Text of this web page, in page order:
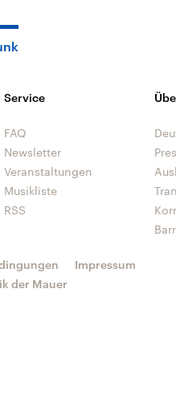
Service
FAQ
Newsletter
Veranstaltungen
Musikliste
RSS
Impressum
der Mauer